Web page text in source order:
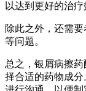
以达到更好的治疗
除此之外，还需
等问题。
总之，银屑病擦
择合适的药物成